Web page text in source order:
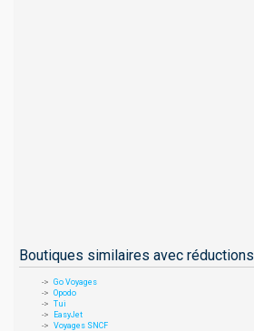
Boutiques similaires avec réductions
Go Voyages
Opodo
Tui
EasyJet
Voyages SNCF